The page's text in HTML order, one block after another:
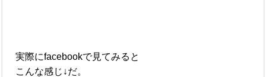
実際にfacebookで見てみると
こんな感じ↓だ。